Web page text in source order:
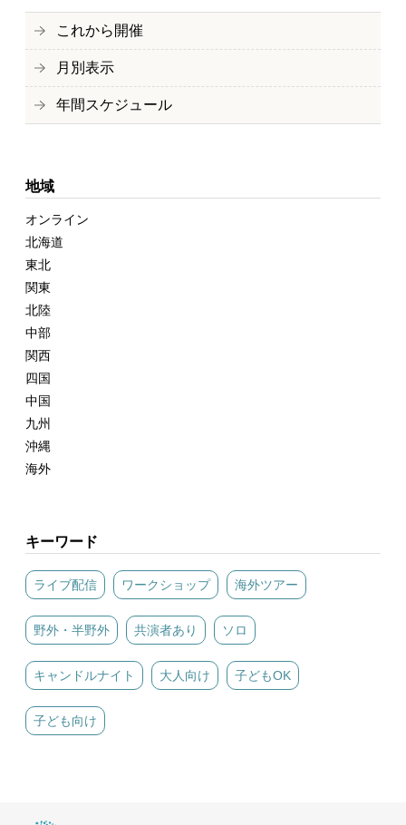
これから開催
月別表示
年間スケジュール
地域
オンライン
北海道
東北
関東
北陸
中部
関西
四国
中国
九州
沖縄
海外
キーワード
ライブ配信 ワークショップ 海外ツアー
野外・半野外 共演者あり ソロ
キャンドルナイト 大人向け 子どもOK
子ども向け